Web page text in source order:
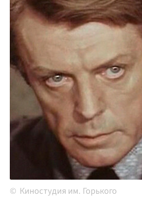
Киностудия им. Горького